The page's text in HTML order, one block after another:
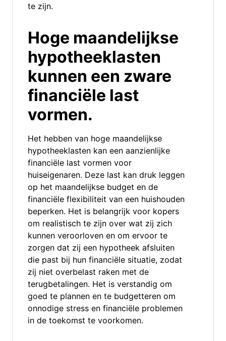
te zijn.
Hoge maandelijkse
hypotheeklasten
kunnen een zware
financiële last
vormen.
Het hebben van hoge maandelijkse
hypotheeklasten kan een aanzienlijke
financiële last vormen voor
huiseigenaren. Deze last kan druk leggen
op het maandelijkse budget en de
financiële flexibiliteit van een huishouden
beperken. Het is belangrijk voor kopers
om realistisch te zijn over wat zij zich
kunnen veroorloven en om ervoor te
zorgen dat zij een hypotheek afsluiten
die past bij hun financiële situatie, zodat
zij niet overbelast raken met de
terugbetalingen. Het is verstandig om
goed te plannen en te budgetteren om
onnodige stress en financiële problemen
in de toekomst te voorkomen.